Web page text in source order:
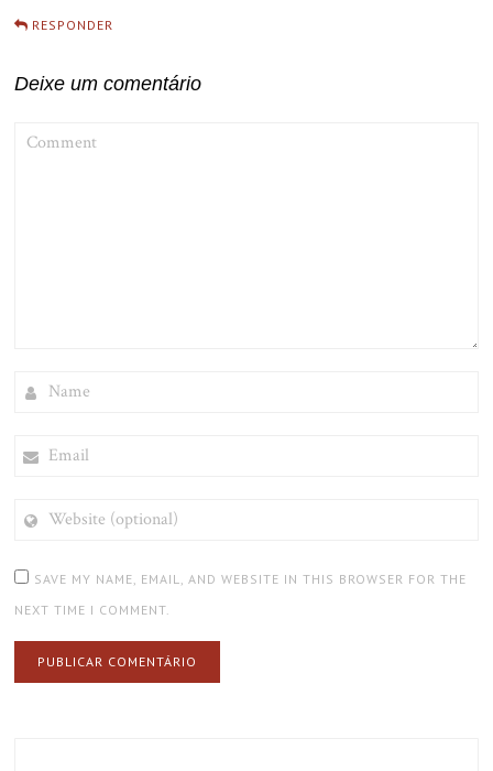
RESPONDER
Deixe um comentário
(OPTIONAL)
SAVE MY NAME, EMAIL, AND WEBSITE IN THIS BROWSER FOR THE
NEXT TIME I COMMENT.